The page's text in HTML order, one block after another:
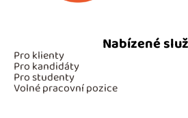
Nabízené
Pro klienty
Pro kandidáty
Pro studenty
Volné pracovní pozice